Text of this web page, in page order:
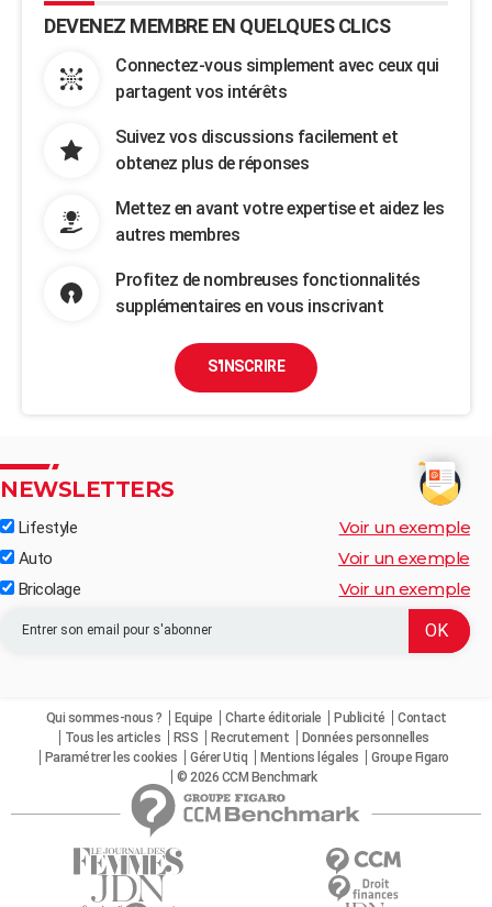
DEVENEZ MEMBRE EN QUELQUES CLICS
Connectez-vous simplement avec ceux qui
partagent vos intérêts
Suivez vos discussions facilement et
obtenez plus de réponses
Mettez en avant votre expertise et aidez les
autres membres
Profitez de nombreuses fonctionnalités
supplémentaires en vous inscrivant
S'INSCRIRE
NEWSLETTERS
Lifestyle Voir un exemple
Auto Voir un exemple
Bricolage Voir un exemple
Qui sommes-nous ? Equipe Charte éditoriale Publicité
Contact
Tous les articles
RSS Recrutement
Données personnelles
Paramétrer les cookies
Gérer Utiq Mentions légales
Groupe Figaro
© 2026 CCM Benchmark